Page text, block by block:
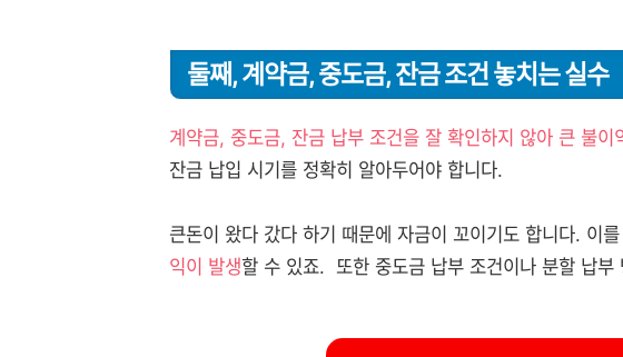
둘째, 계약금, 중도금, 잔금 조건 놓치는 실수
계약금, 중도금, 잔금 납부 조건을 잘 확인하지 않아 큰 불이
잔금 납입 시기를 정확히 알아두어야 합니다.
큰돈이 왔다 갔다 하기 때문에 자금이 꼬이기도 합니다. 이
익이 발생할 수 있죠. 또한 중도금 납부 조건이나 분할 납부